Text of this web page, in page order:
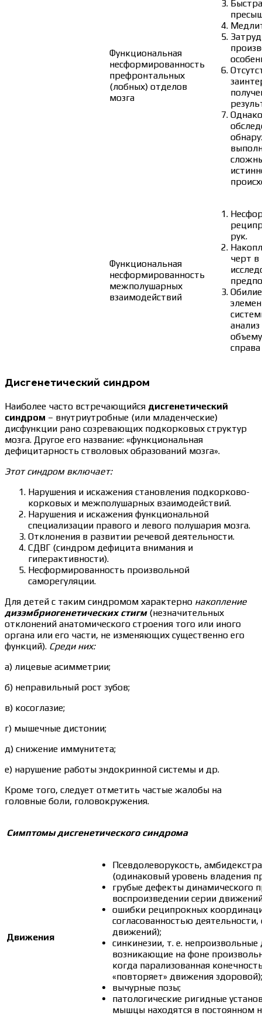
Функциональная
несформированность
префронтальных
(лобных) отделов
мозга
Функциональная
несформированность
межполушарных
взаимодействий
рук.
черт в
Дисгенетический синдром
Наиболее часто встречающийся дисгенетический
синдром – внутриутробные (или младенческие)
дисфункции рано созревающих подкорковых структур
мозга. Другое его название: «функциональная
дефицитарность стволовых образований мозга».
Этот синдром включает:
Нарушения и искажения становления подкорково-
корковых и межполушарных взаимодействий.
Нарушения и искажения функциональной
специализации правого и левого полушария мозга.
Отклонения в развитии речевой деятельности.
СДВГ (синдром дефицита внимания и
гиперактивности).
Несформированность произвольной
саморегуляции.
Для детей с таким синдромом характерно накопление
дизэмбриогенетических стигм(незначительных
отклонений анатомического строения того или иного
органа или его части, не изменяющих существенно его
функций). Среди них:
а) лицевые асимметрии;
б) неправильный рост зубов;
в) косоглазие;
г) мышечные дистонии;
д) снижение иммунитета;
е) нарушение работы эндокринной системы и др.
Кроме того, следует отметить частые жалобы на
головные боли, головокружения.
Симптомы дисгенетического синдрома
Движения
Псевдолеворукость,
(одинаковый уровень владения
грубые дефекты динамического
воспроизведении серии
ошибки реципрокных
согласованностью
движений);
синкинезии, т. е.
возникающие на фоне
когда парализованная
«повторяет» движения здоровой);
вычурные позы;
патологические ригидные
мышцы находятся в постоянном